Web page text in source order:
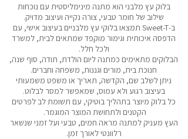
בלוק עץ מלבני הוא מתנה מינימליסטית עם נוכחות
שילוב של חומר טבעי, צורה נקייה ועיצוב מדויק.
ב-Sweet-T תמצאו בלוקי עץ מלבניים בעיצוב אישי, עם
הדפסה איכותית וגימור מוקפד שמתאים לבית, למשרד
ולכל חלל.
הבלוקים מתאימים כמתנה ליום הולדת, תודה, סוף שנה,
חנוכת בית, מורים וגננות, משפחה וחברים.
ניתן לשלב שם, הקדשה, תאריך או משפט משמעותי
בעיצוב רגוע ולא עמוס, שמאפשר למסר לבלוט.
כל בלוק מיוצר בתהליך בוטיקי, עם תשומת לב לפרטים
הקטנים ולתחושת המוצר המוגמר.
העץ מעניק למתנה מראה חמים, טבעי ועל זמני שנשאר
רלוונטי לאורך זמן.